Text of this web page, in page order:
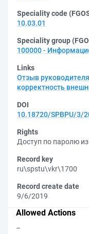
Speciality code
10.03.01
Speciality group
100000 -
Links
Отзыв руководителя
корректность
DOI
10.18720/SPBPU/3/
Rights
Доступ по паролю из
Record key
ru\spstu\vkr\1700
Record create date
9/6/2019
Allowed Actions
–